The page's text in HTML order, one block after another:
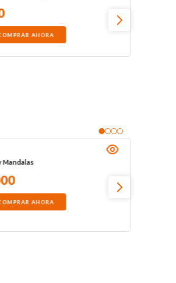
AHORA
Mandalas
AHORA